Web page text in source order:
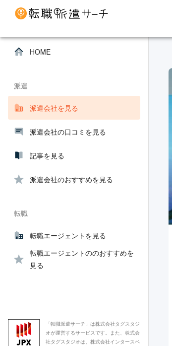
HOME
派遣
派遣会社を見る
派遣会社の口コミを見る
記事を見る
派遣会社のおすすめを見る
転職
転職エージェントを見る
転職エージェントののおすすめを
見る
「転職派遣サーチ」は株式会社タグスタジ
オが運営するサービスです。また、株式会
社タグスタジオは、株式会社インタースペ